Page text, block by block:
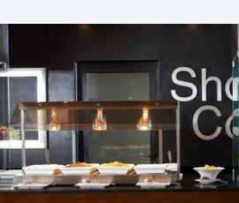
descobrir